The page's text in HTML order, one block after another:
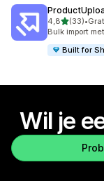
4,8van 5
(33)
33 recensies
•
Bulk import
Built for
Wil je